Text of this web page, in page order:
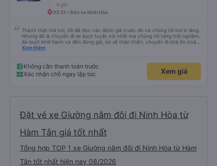
4 giờ
02:21 • Bến xe Ninh Hòa
Thành thật mà nói, tôi đã đọc các đánh giá trước đó và chúng tôi hơi lo lắng.
Nhưng đó là chuyến đi xe buýt tuyệt vời nhất mà chúng tôi từng trải nghiệm.
Xe buýt khởi hành và đến đúng giờ, tài xế thân thiện, chuyến đi khá ổn (mặc
dù vẫn hơi xóc, nhưng đó là đặc trưng của Việt Nam ^^), và chỗ ngồi thoải
Xem thêm
Không cần thanh toán trước
Xác nhận chỗ ngay lập tức
Xem giá
Đặt vé xe Giường nằm đôi đi Ninh Hòa từ
Hàm Tân giá tốt nhất
Tổng hợp TOP 1 xe Giường nằm đôi đi Ninh Hòa từ Hàm
Tân tốt nhất hiện nay 08/2026